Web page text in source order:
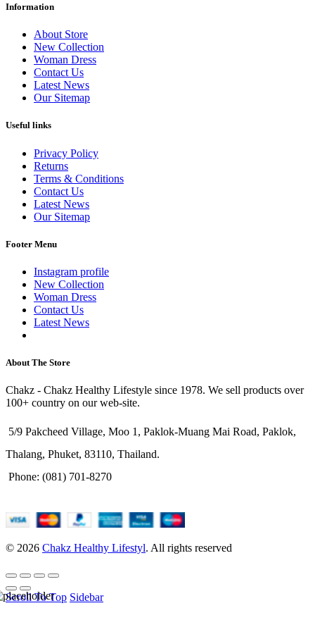
Information
About Store
New Collection
Woman Dress
Contact Us
Latest News
Our Sitemap
Useful links
Privacy Policy
Returns
Terms & Conditions
Contact Us
Latest News
Our Sitemap
Footer Menu
Instagram profile
New Collection
Woman Dress
Contact Us
Latest News
About The Store
Chakz - Chakz Healthy Lifestyle since 1978. We sell products over
100+ country on our web-site.
5/9 Pakcheed Village, Moo 1, Paklok-Muang Mai Road, Paklok,
Thalang, Phuket, 83110, Thailand.
Phone: (081) 701-8270
© 2026 Chakz Healthy Lifestyl. All rights reserved
Scroll To Top Sidebar